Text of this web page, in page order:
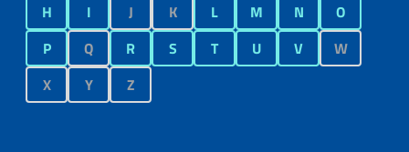
H
I J K L M N
O
P
Q R S T U V
W
X
Y Z